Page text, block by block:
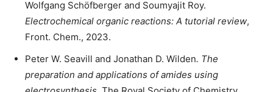
Wolfgang Schöfberger and Soumyajit Roy.
Electrochemical organic reactions: A tutorial review,
Front. Chem., 2023.
Peter W. Seavill and Jonathan D. Wilden. The
preparation and applications of amides using